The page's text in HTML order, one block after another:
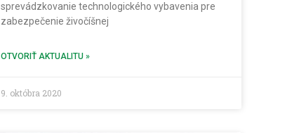
sprevádzkovanie technologického vybavenia pre
zabezpečenie živočíšnej
OTVORIŤ AKTUALITU »
9. októbra 2020